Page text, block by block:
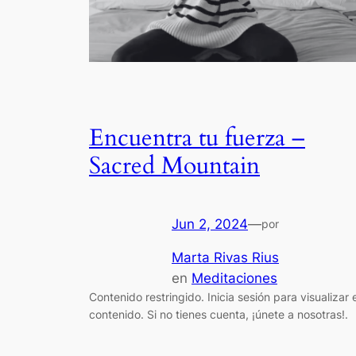
Encuentra tu fuerza –
Sacred Mountain
Jun 2, 2024—por
Marta Rivas Rius
en Meditaciones
Contenido restringido. Inicia sesión para visualizar
contenido. Si no tienes cuenta, ¡únete a nosotras!.